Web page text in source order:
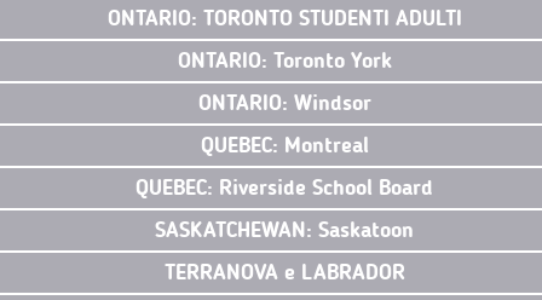
ONTARIO: TORONTO STUDENTI ADULTI
ONTARIO: Toronto York
ONTARIO: Windsor
QUEBEC: Montreal
QUEBEC: Riverside School Board
SASKATCHEWAN: Saskatoon
TERRANOVA e LABRADOR